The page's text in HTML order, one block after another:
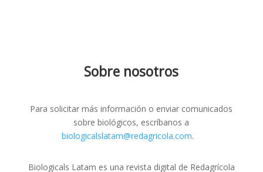
Sobre nosotros
Para solicitar más información o enviar comunicados
sobre biológicos, escríbanos a
biologicalslatam@redagricola.com.
Biologicals Latam es una revista digital de Redagrícola